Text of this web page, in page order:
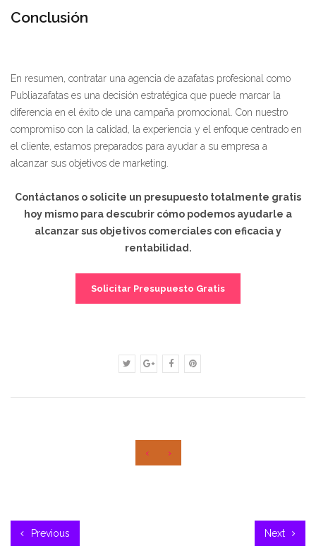
Conclusión
En resumen, contratar una agencia de azafatas profesional como
Publiazafatas es una decisión estratégica que puede marcar la
diferencia en el éxito de una campaña promocional. Con nuestro
compromiso con la calidad, la experiencia y el enfoque centrado en
el cliente, estamos preparados para ayudar a su empresa a
alcanzar sus objetivos de marketing.
Contáctanos o solicite un presupuesto totalmente gratis
hoy mismo para descubrir cómo podemos ayudarle a
alcanzar sus objetivos comerciales con eficacia y
rentabilidad.
Solicitar Presupuesto Gratis
‹ ›
Previous Next